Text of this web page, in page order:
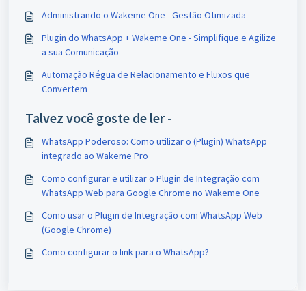
Administrando o Wakeme One - Gestão Otimizada
Plugin do WhatsApp + Wakeme One - Simplifique e Agilize
a sua Comunicação
Automação Régua de Relacionamento e Fluxos que
Convertem
Talvez você goste de ler -
WhatsApp Poderoso: Como utilizar o (Plugin) WhatsApp
integrado ao Wakeme Pro
Como configurar e utilizar o Plugin de Integração com
WhatsApp Web para Google Chrome no Wakeme One
Como usar o Plugin de Integração com WhatsApp Web
(Google Chrome)
Como configurar o link para o WhatsApp?